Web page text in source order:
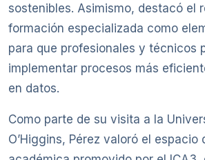
sostenibles. Asimismo, destacó el
formación especializada como
para que profesionales y técnicos
implementar procesos más
en datos.
Como parte de su visita a la
O’Higgins, Pérez valoró el espacio